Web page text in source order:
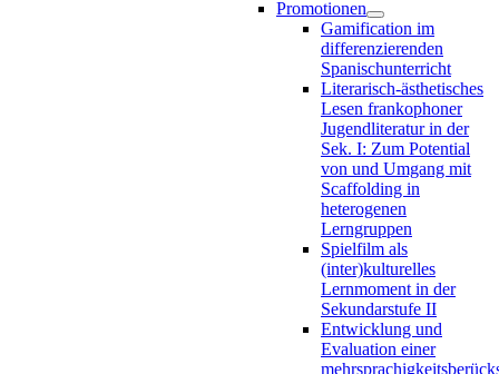
Promotionen
Gamification im
differenzierenden
Spanischunterricht
Literarisch-ästhetisches
Lesen frankophoner
Jugendliteratur in der
Sek. I: Zum Potential
von und Umgang mit
Scaffolding in
heterogenen
Lerngruppen
Spielfilm als
(inter)kulturelles
Lernmoment in der
Sekundarstufe II
Entwicklung und
Evaluation einer